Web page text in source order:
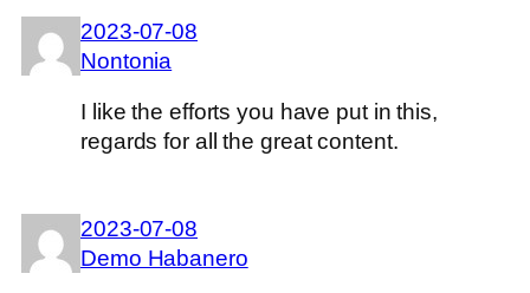
2023-07-08
Nontonia
I like the efforts you have put in this,
regards for all the great content.
2023-07-08
Demo Habanero